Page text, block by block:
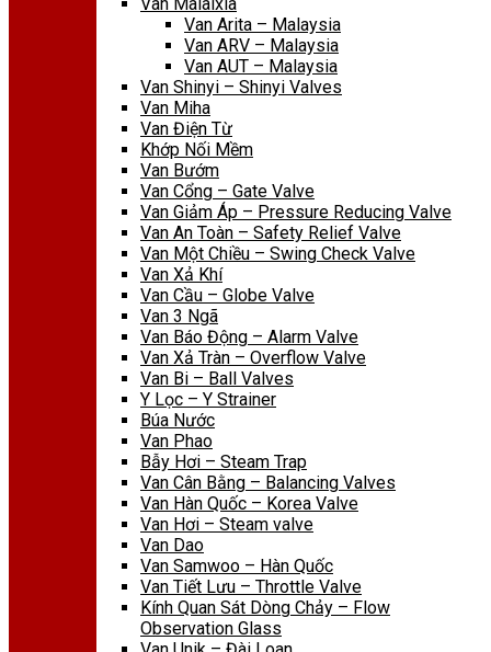
Van Arita – Malaysia
Van ARV – Malaysia
Van AUT – Malaysia
Van Shinyi – Shinyi Valves
Van Miha
Van Điện Từ
Khớp Nối Mềm
Van Bướm
Van Cổng – Gate Valve
Van Giảm Áp – Pressure Reducing Valve
Van An Toàn – Safety Relief Valve
Van Một Chiều – Swing Check Valve
Van Xả Khí
Van Cầu – Globe Valve
Van 3 Ngã
Van Báo Động – Alarm Valve
Van Xả Tràn – Overflow Valve
Van Bi – Ball Valves
Y Lọc – Y Strainer
Búa Nước
Van Phao
Bẫy Hơi – Steam Trap
Van Cân Bằng – Balancing Valves
Van Hàn Quốc – Korea Valve
Van Hơi – Steam valve
Van Dao
Van Samwoo – Hàn Quốc
Van Tiết Lưu – Throttle Valve
Kính Quan Sát Dòng Chảy – Flow
Observation Glass